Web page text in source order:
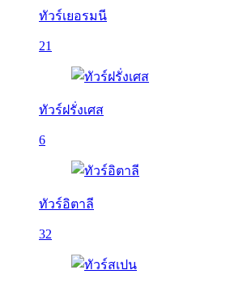
ทัวร์เยอรมนี
21
ทัวร์ฝรั่งเศส
6
ทัวร์อิตาลี
32